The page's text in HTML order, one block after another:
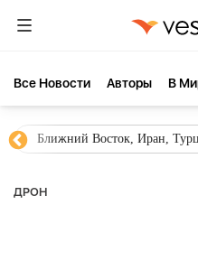
Все Новости Aвторы В
Новости Азербайджана
ДРОН